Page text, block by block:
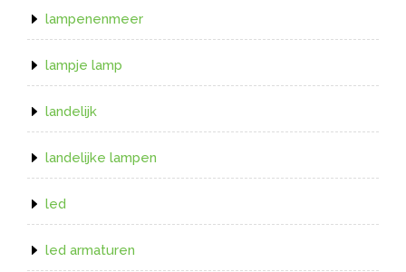
lampenenmeer
lampje lamp
landelijk
landelijke lampen
led
led armaturen